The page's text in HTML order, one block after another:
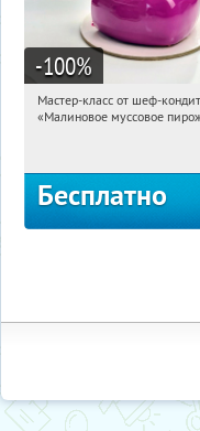
-100%
01:47:34
Мастер-класс от шеф-
«Малиновое муссовое
Бесплатно